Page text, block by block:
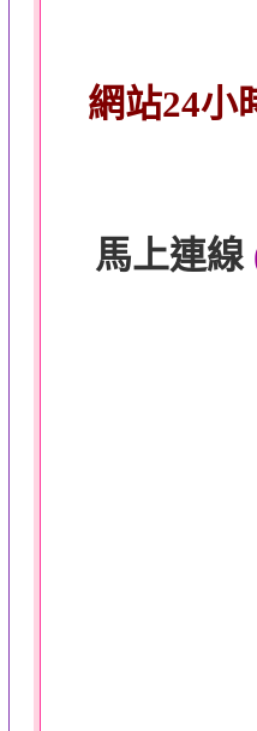
網站24小
馬上連線